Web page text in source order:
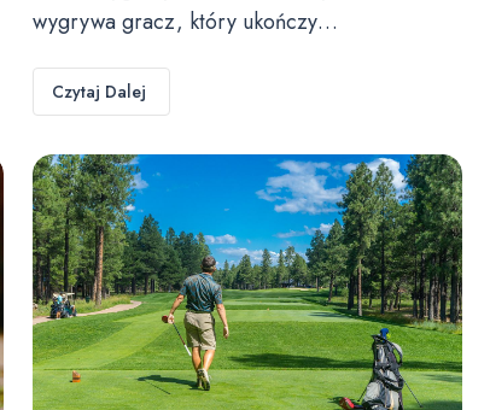
wygrywa gracz, który ukończy…
Czytaj Dalej